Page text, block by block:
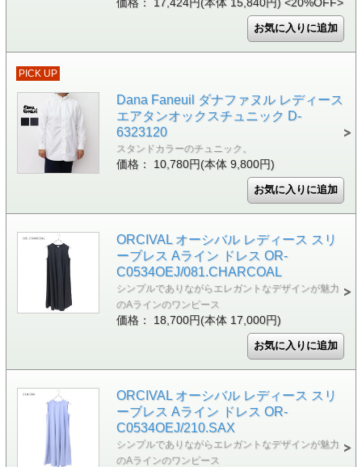
価格： 17,424円(本体 15,840円) <20%OFF>
PICK UP
Dana Faneuil ダナファヌル レディース
エアタンオックスチュニック D-
6323120
スタンドカラーのチュニック。
価格： 10,780円(本体 9,800円)
ORCIVAL オーシバル レディース スリ
ーブレス Aライン ドレス OR-
C0534OEJ/081.CHARCOAL
シンプルでありながらエレガントなデザインが魅力
のAラインのワンピース
価格： 18,700円(本体 17,000円)
ORCIVAL オーシバル レディース スリ
ーブレス Aライン ドレス OR-
C0534OEJ/210.SAX
シンプルでありながらエレガントなデザインが魅力
のAラインのワンピース